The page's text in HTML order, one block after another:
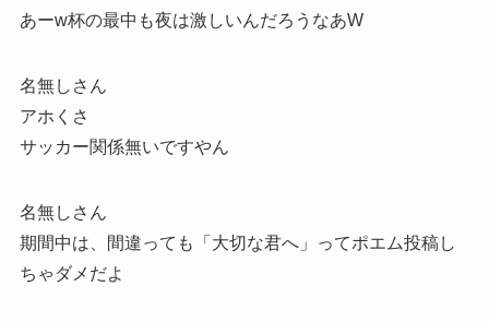
あーw杯の最中も夜は激しいんだろうなあW
名無しさん
アホくさ
サッカー関係無いですやん
名無しさん
期間中は、間違っても「大切な君へ」ってポエム投稿し
ちゃダメだよ